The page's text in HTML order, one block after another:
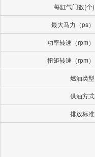
每缸气门数(个)
最大马力（ps）
功率转速（rpm）
扭矩转速（rpm）
燃油类型
供油方式
排放标准